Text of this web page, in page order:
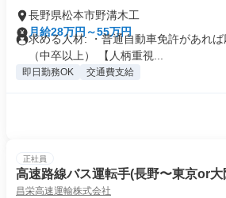
長野県松本市野溝木工
月給28万円～55万円
求める人材: ・普通自動車免許があれ
（中卒以上） 【人柄重視...
即日勤務OK 交通費支給
正社員
高速路線バス運転手(長野〜東京or大
昌栄高速運輸株式会社